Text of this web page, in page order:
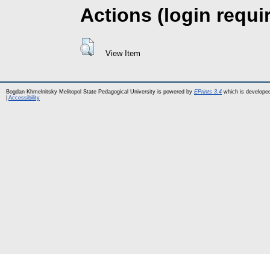
Actions (login
View Item
Bogdan Khmelnitsky Melitopol State Pedagogical University is powered by EPrints 3.4 which is
Accessibility